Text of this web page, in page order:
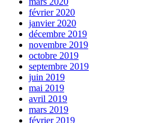
février 2020
janvier 2020
décembre 2019
novembre 2019
octobre 2019
septembre 2019
juin 2019
mai 2019
avril 2019
mars 2019
février 2019